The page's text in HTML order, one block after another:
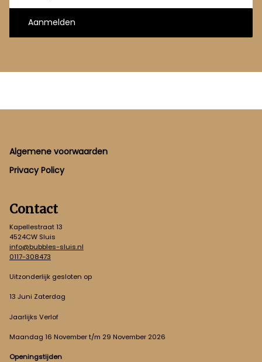
Aanmelden
Footer
Algemene voorwaarden
Privacy Policy
Contact
Kapellestraat 13
4524CW Sluis
info@bubbles-sluis.nl
0117-308473
Uitzonderlijk gesloten op
13 Juni Zaterdag
Jaarlijks Verlof
Maandag 16 November t/m 29 November 2026
Openingstijden